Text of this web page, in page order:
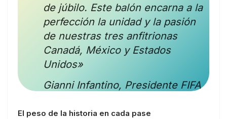
de júbilo. Este balón encarna a la
perfección la unidad y la pasión
de nuestras tres anfitrionas
Canadá, México y Estados
Unidos»
Gianni Infantino, Presidente FIFA
El peso de la historia en cada pase